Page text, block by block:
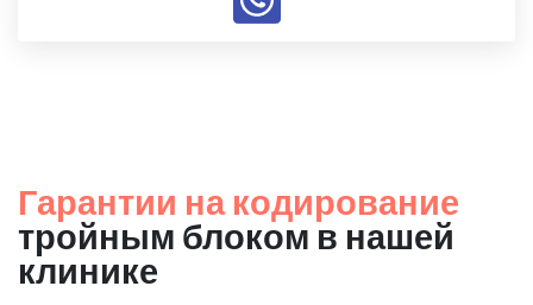
Гарантии на кодирование
тройным блоком в нашей
клинике